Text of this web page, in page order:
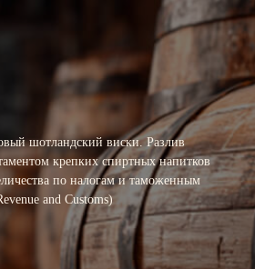
шотландский виски. Разлив
крепких спиртных напитков
по налогам и таможенным
and Customs)